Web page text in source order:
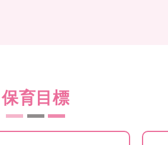
保育目標